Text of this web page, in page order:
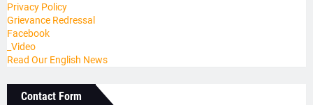
Privacy Policy
Grievance Redressal
Facebook
_Video
Read Our English News
Contact Form